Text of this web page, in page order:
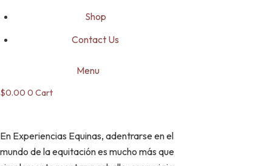
Shop
Contact Us
Menu
$0.00 0 Cart
En Experiencias Equinas, adentrarse en el
mundo de la equitación es mucho más que